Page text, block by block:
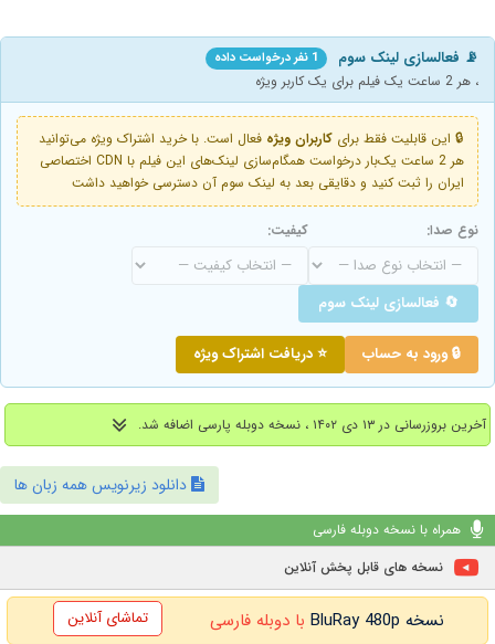
📡 فعالسازی لینک سوم 1 نفر درخواست داده
، هر 2 ساعت یک فیلم برای یک کاربر ویژه
🔒 این قابلیت فقط برای کاربران ویژه فعال است. با خرید اشتراک ویژه می‌توانید
هر 2 ساعت یک‌بار درخواست همگام‌سازی لینک‌های این فیلم با CDN اختصاصی
ایران را ثبت کنید و دقایقی بعد به لینک سوم آن دسترسی خواهید داشت
نوع صدا: کیفیت:
🔄 فعالسازی لینک سوم
🔒 ورود به حساب ⭐ دریافت اشتراک ویژه
آخرین بروزرسانی در ۱۳ دی ۱۴۰۲ ، نسخه دوبله پارسی اضافه شد.
دانلود زیرنویس همه زبان ها
همراه با نسخه دوبله فارسی
نسخه های قابل پخش آنلاین
نسخه BluRay 480p با دوبله فارسی تماشای آنلاین